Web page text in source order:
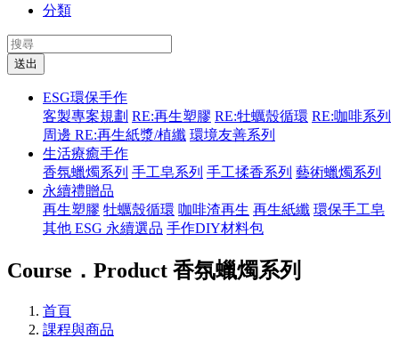
分類
送出
ESG環保手作
客製專案規劃 RE:再生塑膠 RE:牡蠣殼循環 RE:咖啡系列
周邊 RE:再生紙漿/植纖 環境友善系列
生活療癒手作
香氛蠟燭系列 手工皂系列 手工揉香系列 藝術蠟燭系列
永續禮贈品
再生塑膠 牡蠣殼循環 咖啡渣再生 再生紙纖 環保手工皂
其他 ESG 永續選品 手作DIY材料包
Course．Product 香氛蠟燭系列
首頁
課程與商品